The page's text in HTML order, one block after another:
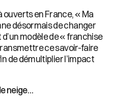
en France, « Ma
désormais de changer
modèle de « franchise
ce savoir-faire
de démultiplier l’impact
neige…